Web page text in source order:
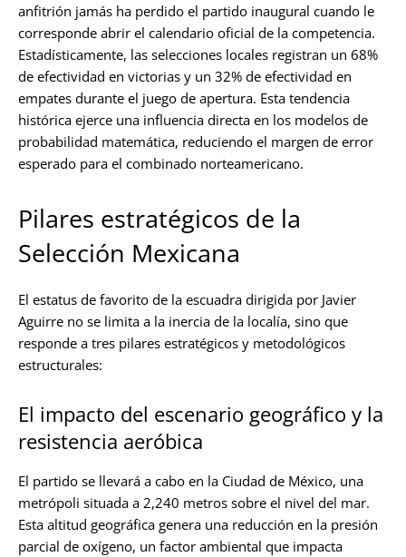
anfitrión jamás ha perdido el partido inaugural cuando le
corresponde abrir el calendario oficial de la competencia.
Estadísticamente, las selecciones locales registran un 68%
de efectividad en victorias y un 32% de efectividad en
empates durante el juego de apertura. Esta tendencia
histórica ejerce una influencia directa en los modelos de
probabilidad matemática, reduciendo el margen de error
esperado para el combinado norteamericano.
Pilares estratégicos de la
Selección Mexicana
El estatus de favorito de la escuadra dirigida por Javier
Aguirre no se limita a la inercia de la localía, sino que
responde a tres pilares estratégicos y metodológicos
estructurales:
El impacto del escenario geográfico y la
resistencia aeróbica
El partido se llevará a cabo en la Ciudad de México, una
metrópoli situada a 2,240 metros sobre el nivel del mar.
Esta altitud geográfica genera una reducción en la presión
parcial de oxígeno, un factor ambiental que impacta